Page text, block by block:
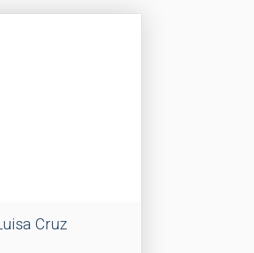
Cruz